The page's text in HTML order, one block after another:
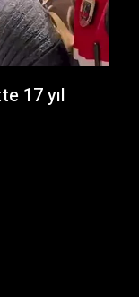
17 yıl